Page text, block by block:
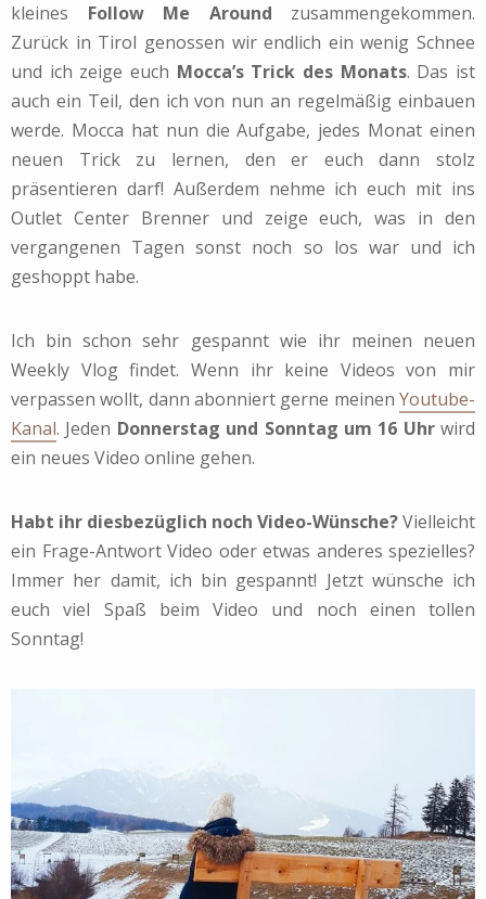
kleines Follow Me Around zusammengekommen.
Zurück in Tirol genossen wir endlich ein wenig Schnee
und ich zeige euch Mocca’s Trick des Monats. Das ist
auch ein Teil, den ich von nun an regelmäßig einbauen
werde. Mocca hat nun die Aufgabe, jedes Monat einen
neuen Trick zu lernen, den er euch dann stolz
präsentieren darf! Außerdem nehme ich euch mit ins
Outlet Center Brenner und zeige euch, was in den
vergangenen Tagen sonst noch so los war und ich
geshoppt habe.
Ich bin schon sehr gespannt wie ihr meinen neuen
Weekly Vlog findet. Wenn ihr keine Videos von mir
verpassen wollt, dann abonniert gerne meinen Youtube-
Kanal. Jeden Donnerstag und Sonntag um 16 Uhrwird
ein neues Video online gehen.
Habt ihr diesbezüglich noch Video-Wünsche?Vielleicht
ein Frage-Antwort Video oder etwas anderes spezielles?
Immer her damit, ich bin gespannt! Jetzt wünsche ich
euch viel Spaß beim Video und noch einen tollen
Sonntag!